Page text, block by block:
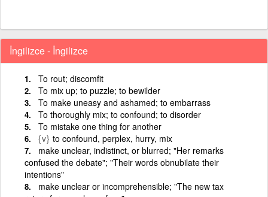
İngilizce - İngilizce
To rout; discomfit
To mix up; to puzzle; to bewilder
To make uneasy and ashamed; to embarrass
To thoroughly mix; to confound; to disorder
To mistake one thing for another
{v} to confound, perplex, hurry, mix
make unclear, indistinct, or blurred; "Her remarks
confused the debate"; "Their words obnubilate their
intentions"
make unclear or incomprehensible; "The new tax